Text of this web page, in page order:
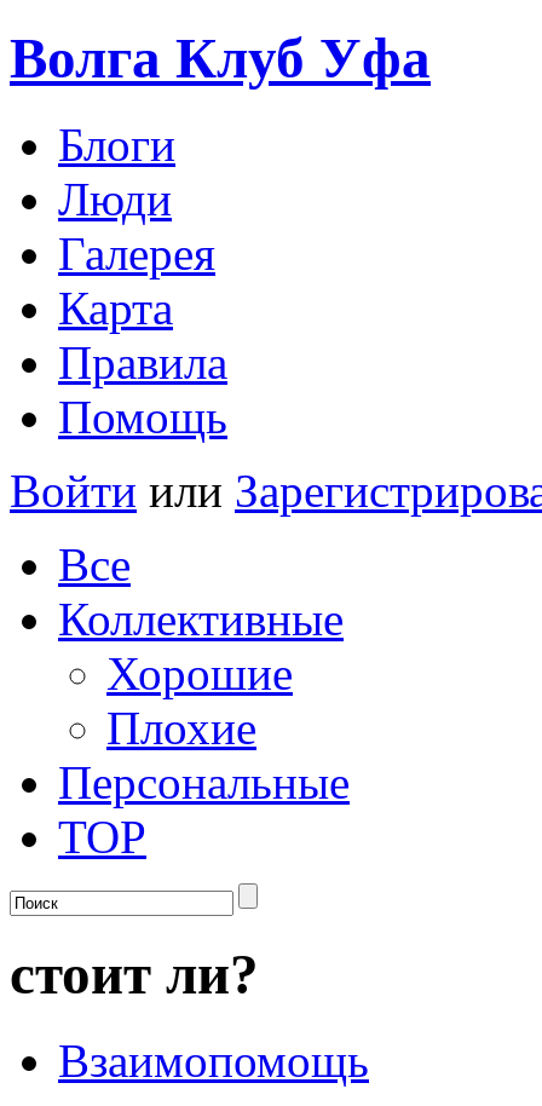
Волга Клуб Уфа
Блоги
Люди
Галерея
Карта
Правила
Помощь
Войти или
Все
Коллективные
Хорошие
Плохие
Персональные
TOP
стоит ли?
Взаимопомощь